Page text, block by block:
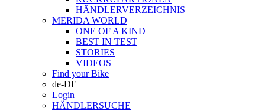
HÄNDLERVERZEICHNIS
MERIDA WORLD
ONE OF A KIND
BEST IN TEST
STORIES
VIDEOS
Find your Bike
de-DE
Login
HÄNDLERSUCHE